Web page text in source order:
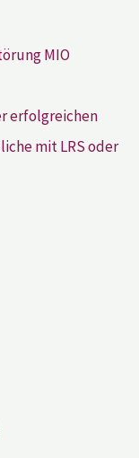
erfolgreichen
mit LRS oder